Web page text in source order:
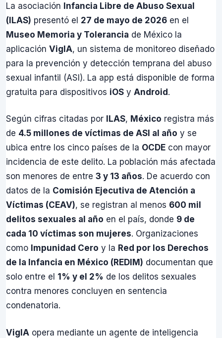
La asociación Infancia Libre de Abuso Sexual
(ILAS) presentó el 27 de mayo de 2026 en el
Museo Memoria y Tolerancia de México la
aplicación VigIA, un sistema de monitoreo diseñado
para la prevención y detección temprana del abuso
sexual infantil (ASI). La app está disponible de forma
gratuita para dispositivos iOS y Android.
Según cifras citadas por ILAS, México registra más
de 4.5 millones de víctimas de ASI al año y se
ubica entre los cinco países de la OCDE con mayor
incidencia de este delito. La población más afectada
son menores de entre 3 y 13 años. De acuerdo con
datos de la Comisión Ejecutiva de Atención a
Víctimas (CEAV), se registran al menos 600 mil
delitos sexuales al año en el país, donde 9 de
cada 10 víctimas son mujeres. Organizaciones
como Impunidad Cero y la Red por los Derechos
de la Infancia en México (REDIM) documentan que
solo entre el 1% y el 2% de los delitos sexuales
contra menores concluyen en sentencia
condenatoria.
VigIA opera mediante un agente de inteligencia